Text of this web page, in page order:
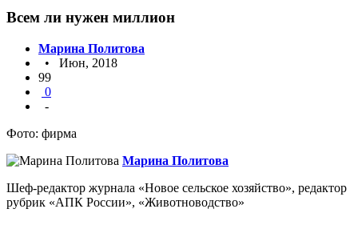
Всем ли нужен миллион
Марина Политова
• Июн, 2018
99
0
-
Фото: фирма
Марина Политова
Шеф-редактор журнала «Новое сельское хозяйство», редактор
рубрик «АПК России», «Животноводство»